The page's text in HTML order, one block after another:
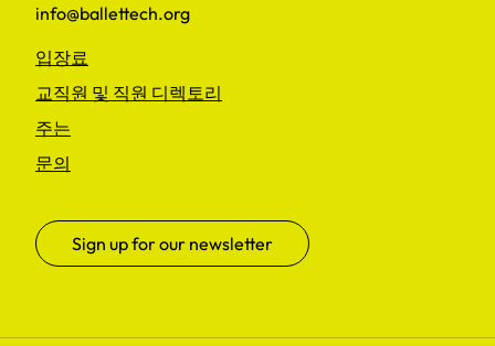
info@ballettech.org
입장료
교직원 및 직원 디렉토리
주는
문의
Sign up for our newsletter